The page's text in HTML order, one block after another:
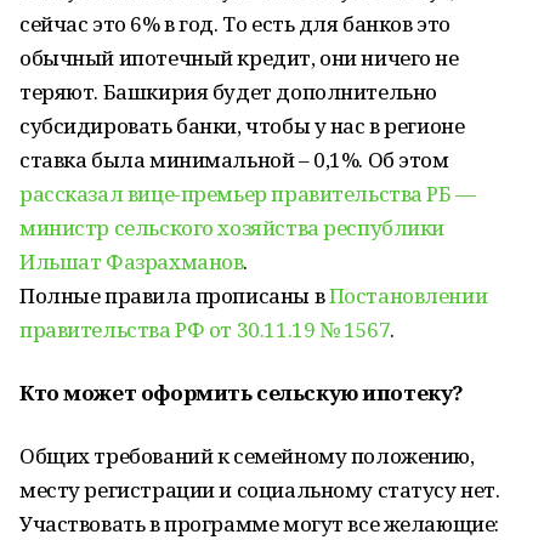
сейчас это 6% в год. То есть для банков это
обычный ипотечный кредит, они ничего не
теряют. Башкирия будет дополнительно
субсидировать банки, чтобы у нас в регионе
ставка была минимальной – 0,1%. Об этом
рассказал вице-премьер правительства РБ —
министр сельского хозяйства республики
Ильшат Фазрахманов.
Полные правила прописаны вПостановлении
правительства РФ от 30.11.19 № 1567.
Кто может оформить сельскую ипотеку?
Общих требований к семейному положению,
месту регистрации и социальному статусу нет.
Участвовать в программе могут все желающие: